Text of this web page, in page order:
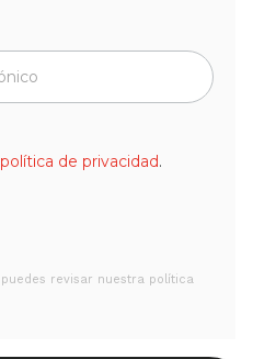
política de privacidad.
revisar nuestra política